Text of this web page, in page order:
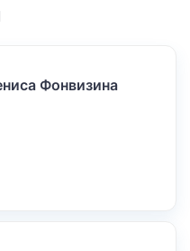
Фонвизина